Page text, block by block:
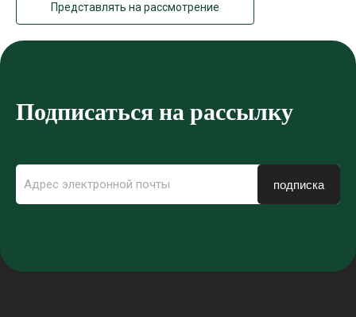
Представлять на рассмотрение
Подписаться на рассылку
подписка